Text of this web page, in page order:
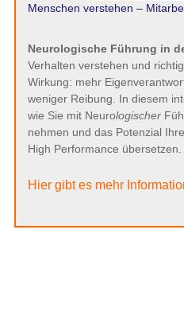
Menschen verstehen –
Neurologische Führung in
Verhalten verstehen und
Wirkung: mehr
weniger Reibung. In diesem
wie Sie mit Neurologischer
nehmen und das Potenzial
High Performance übersetzen.
Hier gibt es mehr